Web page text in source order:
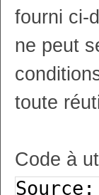
fourni ci-
ne peut
toute
Code à